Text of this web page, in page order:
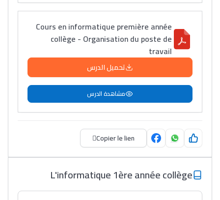
Collège au Maroc
Post-Bac
+ de 78 Sujets
Interviews/Vidéos
+ de 89 Interviews/Vidéos
Cours en informatique première année
collège - Organisation du poste de
travail
تحميل الدرس
مشاهدة الدرس
Copier le lien
L'informatique 1ère année collège